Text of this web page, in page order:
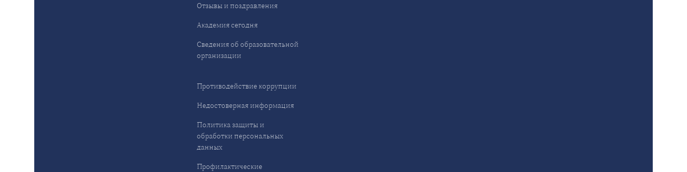
Отзывы и поздравления
Академия сегодня
Сведения об образовательной
организации
Противодействие коррупции
Недостоверная информация
Политика защиты и
обработки персональных
данных
Профилактические